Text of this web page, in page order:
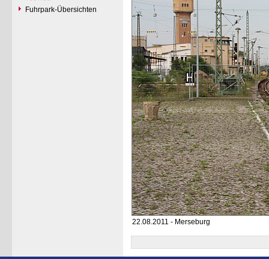
Fuhrpark-Übersichten
22.08.2011 - Merseburg